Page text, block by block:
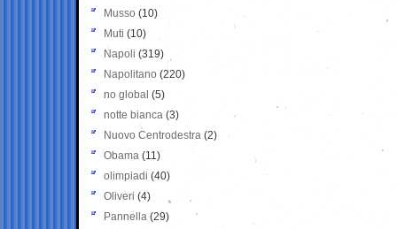
Musso (10)
Muti (10)
Napoli (319)
Napolitano (220)
no global (5)
notte bianca (3)
Nuovo Centrodestra (2)
Obama (11)
olimpiadi (40)
Oliveri (4)
Pannella (29)